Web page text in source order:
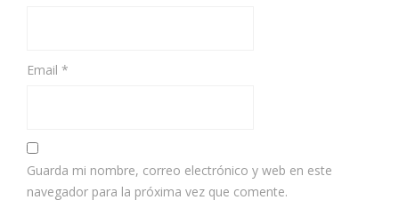
Email *
Guarda mi nombre, correo electrónico y web en este
navegador para la próxima vez que comente.